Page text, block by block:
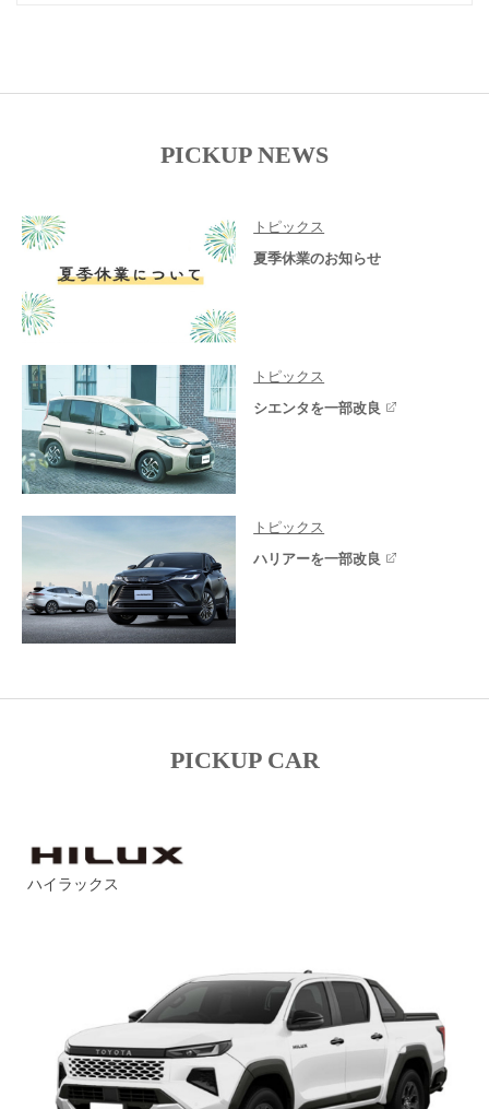
PICKUP NEWS
トピックス
夏季休業のお知らせ
トピックス
シエンタを一部改良
トピックス
ハリアーを一部改良
PICKUP CAR
ハイラックス